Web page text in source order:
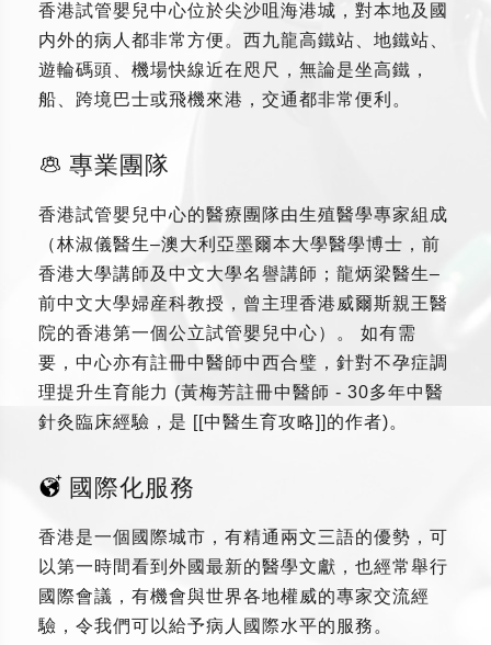
香港試管嬰兒中心位於尖沙咀海港城，對本地及國
内外的病人都非常方便。西九龍高鐵站、地鐵站、
遊輪碼頭、機場快線近在咫尺，無論是坐高鐵，
船、跨境巴士或飛機來港，交通都非常便利。
專業團隊
香港試管嬰兒中心的醫療團隊由生殖醫學專家組成
（林淑儀醫生–澳大利亞墨爾本大學醫學博士，前
香港大學講師及中文大學名譽講師；龍炳梁醫生–
前中文大學婦産科教授，曾主理香港威爾斯親王醫
院的香港第一個公立試管嬰兒中心）。 如有需
要，中心亦有註冊中醫師中西合璧，針對不孕症調
理提升生育能力 (黃梅芳註冊中醫師 - 30多年中醫
針灸臨床經驗，是 [[中醫生育攻略]]的作者)。
國際化服務
香港是一個國際城市，有精通兩文三語的優勢，可
以第一時間看到外國最新的醫學文獻，也經常舉行
國際會議，有機會與世界各地權威的專家交流經
驗，令我們可以給予病人國際水平的服務。